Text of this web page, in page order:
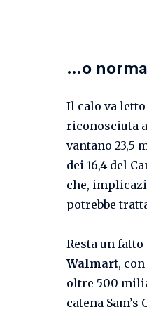
…o
Il calo va letto
riconosciuta
vantano 23,5
dei 16,4 del
che,
potrebbe
Resta un
Walmart,
oltre 500
catena